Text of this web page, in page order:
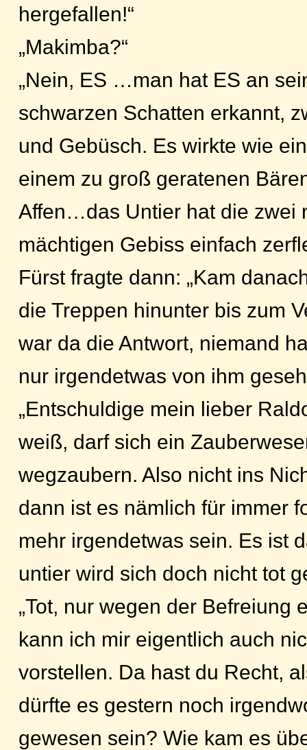
hergefallen!“
„Makimba?“
„Nein, ES …man hat ES an
schwarzen Schatten erkannt,
und Gebüsch. Es wirkte wie
einem zu groß geratenen
Affen…das Untier hat die zwei
mächtigen Gebiss einfach
Fürst fragte dann: „Kam
die Treppen hinunter bis zum
war da die Antwort, niemand
nur irgendetwas von ihm
„Entschuldige mein lieber
weiß, darf sich ein
wegzaubern. Also nicht ins
dann ist es nämlich für immer
mehr irgendetwas sein. Es ist
untier wird sich doch nicht tot
„Tot, nur wegen der Befreiung
kann ich mir eigentlich auch
vorstellen. Da hast du Recht,
dürfte es gestern noch
gewesen sein? Wie kam es